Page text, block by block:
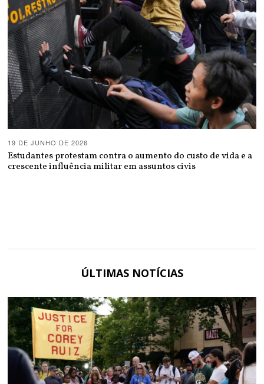
19 DE JUNHO DE 2026
Estudantes protestam contra o aumento do custo de vida e a
crescente influência militar em assuntos civis
ÚLTIMAS NOTÍCIAS